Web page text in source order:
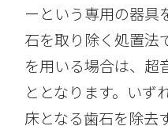
ーという専用の器具
石を取り除く処置法
を用いる場合は、超
ととなります。いず
床となる歯石を除去